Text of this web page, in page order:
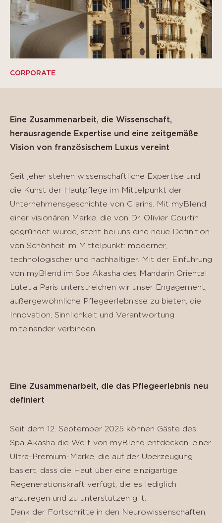
CORPORATE
Eine Zusammenarbeit, die Wissenschaft,
herausragende Expertise und eine zeitgemäße
Vision von französischem Luxus vereint
Seit jeher stehen wissenschaftliche Expertise und
die Kunst der Hautpflege im Mittelpunkt der
Unternehmensgeschichte von Clarins. Mit myBlend,
einer visionären Marke, die von Dr. Olivier Courtin
gegründet wurde, steht bei uns eine neue Definition
von Schönheit im Mittelpunkt: moderner,
technologischer und nachhaltiger. Mit der Einführung
von myBlend im Spa Akasha des Mandarin Oriental
Lutetia Paris unterstreichen wir unser Engagement,
außergewöhnliche Pflegeerlebnisse zu bieten, die
Innovation, Sinnlichkeit und Verantwortung
miteinander verbinden.
Eine Zusammenarbeit, die das Pflegeerlebnis neu
definiert
Seit dem 12. September 2025 können Gäste des
Spa Akasha die Welt von myBlend entdecken, einer
Ultra-Premium-Marke, die auf der Überzeugung
basiert, dass die Haut über eine einzigartige
Regenerationskraft verfügt, die es lediglich
anzuregen und zu unterstützen gilt.
Dank der Fortschritte in den Neurowissenschaften,